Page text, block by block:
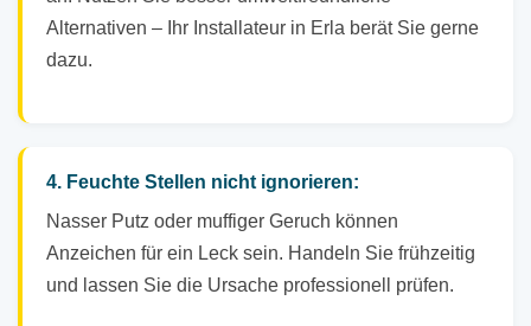
Alternativen – Ihr Installateur in Erla berät Sie gerne
dazu.
4. Feuchte Stellen nicht ignorieren:
Nasser Putz oder muffiger Geruch können
Anzeichen für ein Leck sein. Handeln Sie frühzeitig
und lassen Sie die Ursache professionell prüfen.